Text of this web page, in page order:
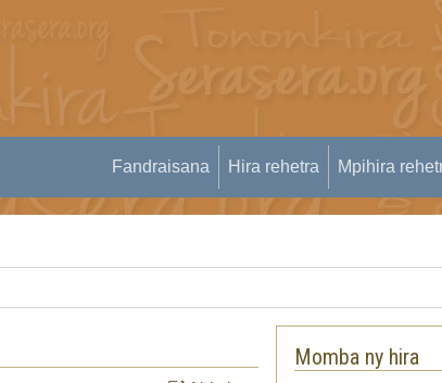
Fandraisana Hira rehetra Mpihira
Momba ny hira